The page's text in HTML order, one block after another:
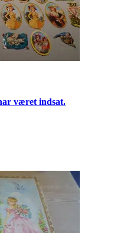
været indsat.